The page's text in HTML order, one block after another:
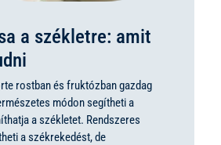
a székletre: amit
rostban és fruktózban gazdag
módon segítheti a
a székletet. Rendszeres
a székrekedést, de